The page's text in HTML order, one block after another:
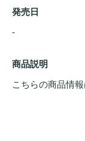
発売日
-
商品説明
こちらの商品情